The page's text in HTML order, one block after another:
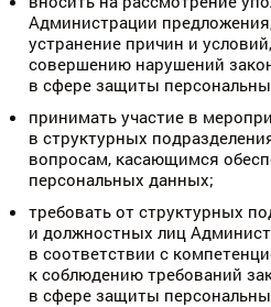
Администрации
устранение причин и
совершению нарушений
в сфере защиты
принимать участие в
в структурных
вопросам, касающимся
персональных данных;
требовать от структурных
и должностных лиц
в соответствии с
к соблюдению требований
в сфере защиты